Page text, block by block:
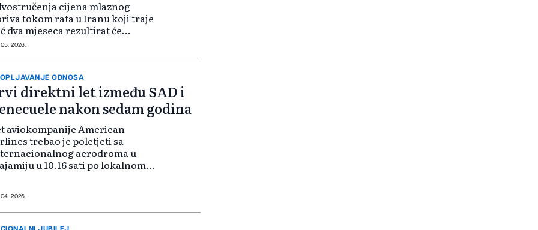
cijena mlaznog
tokom rata u Iranu koji traje
dva mjeseca rezultirat će
hiljada radnih mjesta.
koji je predložio 500
dolara za spa...
2026.
ODNOSA
direktni let između SAD i
nakon sedam godina
aviokompanije American
trebao je poletjeti sa
aerodroma u
u 10.16 sati po lokalnom
diplomatske odnose
godina napetost...
2026.